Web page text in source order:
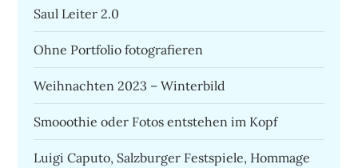
Saul Leiter 2.0
Ohne Portfolio fotografieren
Weihnachten 2023 – Winterbild
Smooothie oder Fotos entstehen im Kopf
Luigi Caputo, Salzburger Festspiele, Hommage